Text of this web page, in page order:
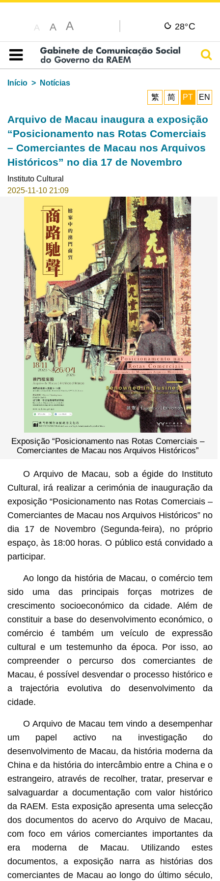
A A A 28°C
Índice
Início
Notícias
繁
简 PT EN
Arquivo de Macau inaugura a exposição
“Posicionamento nas Rotas Comerciais
– Comerciantes de Macau nos Arquivos
Históricos” no dia 17 de Novembro
Instituto Cultural
2025-11-10 21:09
Exposição “Posicionamento nas Rotas Comerciais –
Comerciantes de Macau nos Arquivos Históricos”
O Arquivo de Macau, sob a égide do Instituto
Cultural, irá realizar a cerimónia de inauguração da
exposição “Posicionamento nas Rotas Comerciais –
Comerciantes de Macau nos Arquivos Históricos” no
dia 17 de Novembro (Segunda-feira), no próprio
espaço, às 18:00 horas. O público está convidado a
participar.
Ao longo da história de Macau, o comércio tem
sido uma das principais forças motrizes de
crescimento socioeconómico da cidade. Além de
constituir a base do desenvolvimento económico, o
comércio é também um veículo de expressão
cultural e um testemunho da época. Por isso, ao
compreender o percurso dos comerciantes de
Macau, é possível desvendar o processo histórico e
a trajectória evolutiva do desenvolvimento da
cidade.
O Arquivo de Macau tem vindo a desempenhar
um papel activo na investigação do
desenvolvimento de Macau, da história moderna da
China e da história do intercâmbio entre a China e o
estrangeiro, através de recolher, tratar, preservar e
salvaguardar a documentação com valor histórico
da RAEM. Esta exposição apresenta uma selecção
dos documentos do acervo do Arquivo de Macau,
com foco em vários comerciantes importantes da
era moderna de Macau. Utilizando estes
documentos, a exposição narra as histórias dos
comerciantes de Macau ao longo do último século,